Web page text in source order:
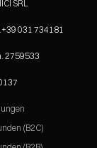
SRL
031 734181
2759533
(B2C)